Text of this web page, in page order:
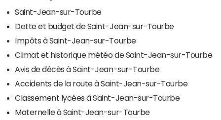
Saint-Jean-sur-Tourbe
Dette et budget de Saint-Jean-sur-Tourbe
Impôts à Saint-Jean-sur-Tourbe
Climat et historique météo de Saint-Jean-sur-Tourbe
Avis de décès à Saint-Jean-sur-Tourbe
Accidents de la route à Saint-Jean-sur-Tourbe
Classement lycées à Saint-Jean-sur-Tourbe
Maternelle à Saint-Jean-sur-Tourbe